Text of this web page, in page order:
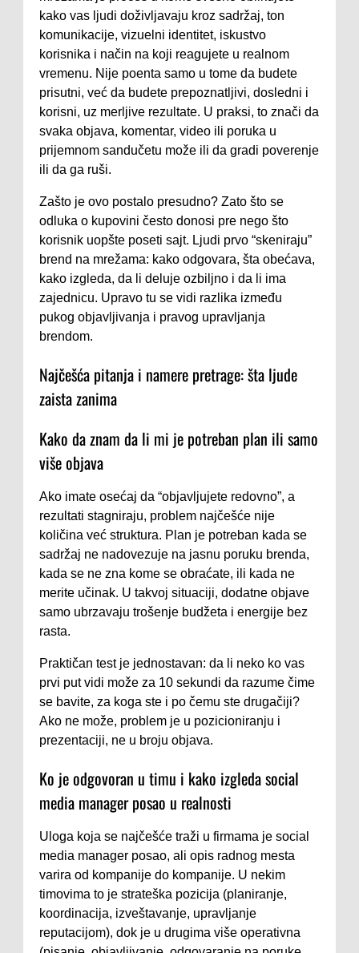
kako vas ljudi doživljavaju kroz sadržaj, ton
komunikacije, vizuelni identitet, iskustvo
korisnika i način na koji reagujete u realnom
vremenu. Nije poenta samo u tome da budete
prisutni, već da budete prepoznatljivi, dosledni i
korisni, uz merljive rezultate. U praksi, to znači da
svaka objava, komentar, video ili poruka u
prijemnom sandučetu može ili da gradi poverenje
ili da ga ruši.
Zašto je ovo postalo presudno? Zato što se
odluka o kupovini često donosi pre nego što
korisnik uopšte poseti sajt. Ljudi prvo “skeniraju”
brend na mrežama: kako odgovara, šta obećava,
kako izgleda, da li deluje ozbiljno i da li ima
zajednicu. Upravo tu se vidi razlika između
pukog objavljivanja i pravog upravljanja
brendom.
Najčešća pitanja i namere pretrage: šta ljude
zaista zanima
Kako da znam da li mi je potreban plan ili samo
više objava
Ako imate osećaj da “objavljujete redovno”, a
rezultati stagniraju, problem najčešće nije
količina već struktura. Plan je potreban kada se
sadržaj ne nadovezuje na jasnu poruku brenda,
kada se ne zna kome se obraćate, ili kada ne
merite učinak. U takvoj situaciji, dodatne objave
samo ubrzavaju trošenje budžeta i energije bez
rasta.
Praktičan test je jednostavan: da li neko ko vas
prvi put vidi može za 10 sekundi da razume čime
se bavite, za koga ste i po čemu ste drugačiji?
Ako ne može, problem je u pozicioniranju i
prezentaciji, ne u broju objava.
Ko je odgovoran u timu i kako izgleda social
media manager posao u realnosti
Uloga koja se najčešće traži u firmama je social
media manager posao, ali opis radnog mesta
varira od kompanije do kompanije. U nekim
timovima to je strateška pozicija (planiranje,
koordinacija, izveštavanje, upravljanje
reputacijom), dok je u drugima više operativna